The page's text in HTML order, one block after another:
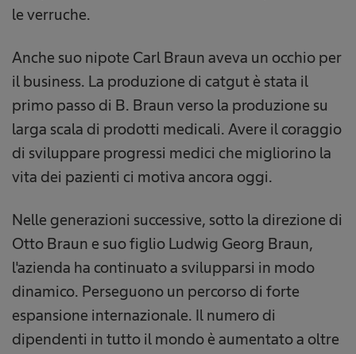
le verruche.
Anche suo nipote Carl Braun aveva un occhio per
il business. La produzione di catgut è stata il
primo passo di B. Braun verso la produzione su
larga scala di prodotti medicali. Avere il coraggio
di sviluppare progressi medici che migliorino la
vita dei pazienti ci motiva ancora oggi.
Nelle generazioni successive, sotto la direzione di
Otto Braun e suo figlio Ludwig Georg Braun,
l'azienda ha continuato a svilupparsi in modo
dinamico. Perseguono un percorso di forte
espansione internazionale. Il numero di
dipendenti in tutto il mondo è aumentato a oltre